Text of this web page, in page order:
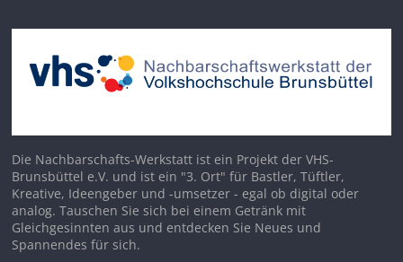
Die Nachbarschafts-Werkstatt ist ein Projekt der VHS-
Brunsbüttel e.V. und ist ein "3. Ort" für Bastler, Tüftler,
Kreative, Ideengeber und -umsetzer - egal ob digital oder
analog. Tauschen Sie sich bei einem Getränk mit
Gleichgesinnten aus und entdecken Sie Neues und
Spannendes für sich.